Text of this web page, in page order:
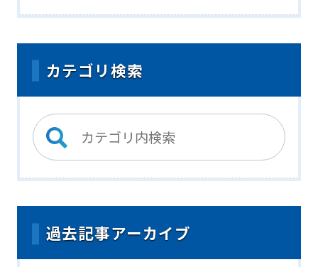
カテゴリ検索
過去記事アーカイブ